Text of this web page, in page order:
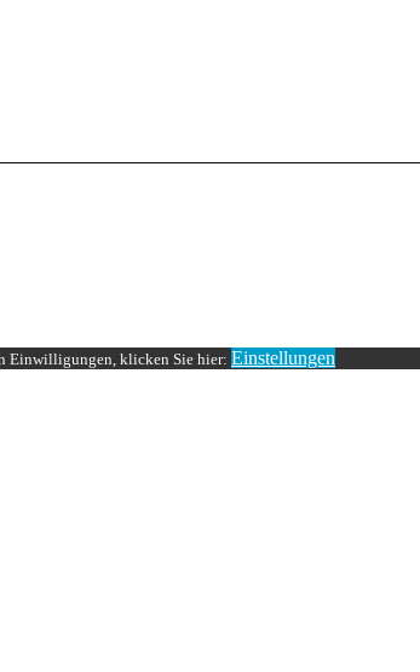
Einwilligungen, klicken Sie hier: Einstellungen